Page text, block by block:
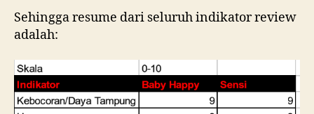
Sehingga resume dari seluruh indikator review
adalah: